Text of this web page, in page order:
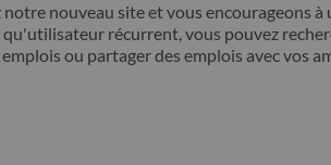
notre nouveau site et vous encourageons
récurrent, vous pouvez
ou partager des emplois avec vos